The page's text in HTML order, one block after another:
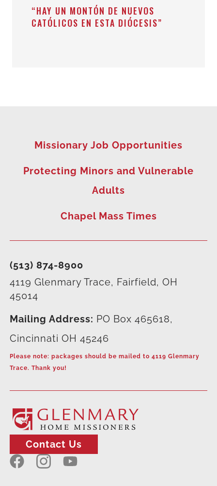
“HAY UN MONTÓN DE NUEVOS
CATÓLICOS EN ESTA DIÓCESIS”
Contact Us
(513) 874-8900
4119 Glenmary Trace, Fairfield, OH
45014
Mailing Address: PO Box 465618,
Cincinnati OH 45246
Please note: packages should be mailed to 4119 Glenmary
Trace. Thank you!
Missionary Job Opportunities
Protecting Minors and Vulnerable
Adults
Chapel Mass Times